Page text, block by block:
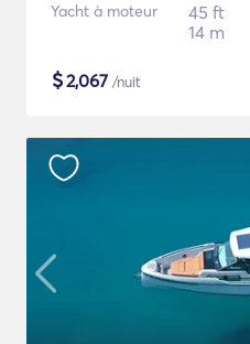
Yacht à moteur
45 ft
14 m
$2,067 /nuit